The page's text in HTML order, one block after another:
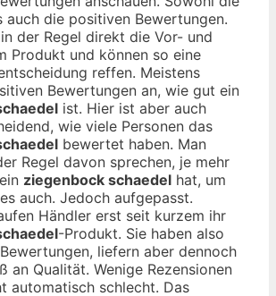
auch die positiven Bewertungen.
der Regel direkt die Vor- und
Produkt und können so eine
reffen. Meistens
Bewertungen an, wie gut ein
ist. Hier ist aber auch
wie viele Personen das
bewertet haben. Man
Regel davon sprechen, je mehr
ziegenbock schaedel hat, um
auch. Jedoch aufgepasst.
Händler erst seit kurzem ihr
-Produkt. Sie haben also
liefern aber dennoch
an Qualität. Wenige Rezensionen
automatisch schlecht. Das